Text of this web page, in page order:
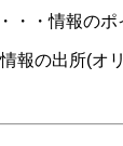
・・情報のポ
報の出所(オ